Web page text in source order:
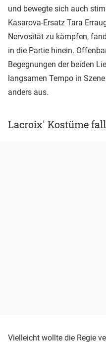
und bewegte sich auch
Kasarova-Ersatz Tara
Nervosität zu kämpfen,
in die Partie hinein.
Begegnungen der beiden
langsamen Tempo in
anders aus.
Lacroix' Kostüme
Vielleicht wollte die Regie